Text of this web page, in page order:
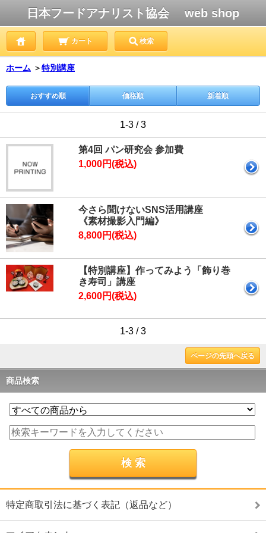
日本フードアナリスト協会 web shop
カート 検索
ホーム ＞特別講座
おすすめ順 価格順 新着順
1-3 / 3
第4回 パン研究会 参加費
1,000円(税込)
今さら聞けないSNS活用講座
《素材撮影入門編》
8,800円(税込)
【特別講座】作ってみよう「飾り巻
き寿司」講座
2,600円(税込)
1-3 / 3
ページの先頭へ戻る
商品検索
特定商取引法に基づく表記（返品など）